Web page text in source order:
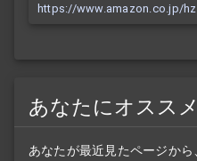
https://www.amazon.co.jp/
あなたにオスス
あなたが最近見たページか